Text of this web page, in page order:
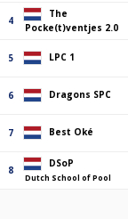
4
The
Pocke(t)ventjes 2.0
5 LPC 1
6 Dragons SPC
7 Best Oké
8
DSoP
Dutch School of Pool